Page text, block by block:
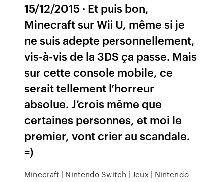
15/12/2015 · Et puis bon,
Minecraft sur Wii U, même si je
ne suis adepte personnellement,
vis-à-vis de la 3DS ça passe. Mais
sur cette console mobile, ce
serait tellement l’horreur
absolue. J’crois même que
certaines personnes, et moi le
premier, vont crier au scandale.
=)
Minecraft | Nintendo Switch | Jeux | Nintendo